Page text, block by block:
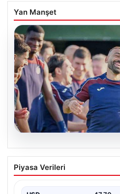
Yan Manşet
06.08.2026
Salah,
Çıkarak Takımına
bordo-mavili forma ile ilk resmi
Piyasa Verileri